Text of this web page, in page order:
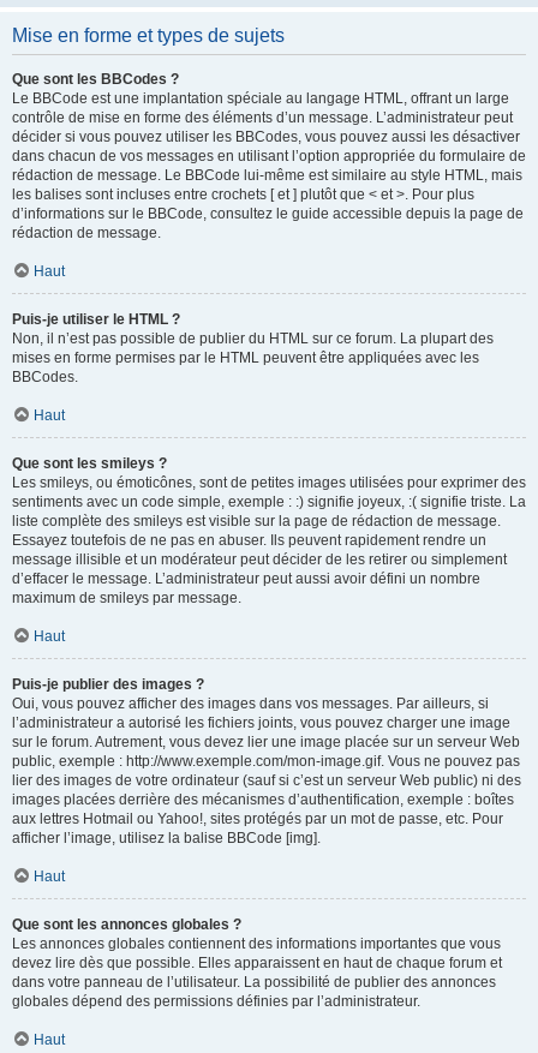
Mise en forme et types de sujets
Que sont les BBCodes ?
Le BBCode est une implantation spéciale au langage HTML, offrant un large
contrôle de mise en forme des éléments d’un message. L’administrateur peut
décider si vous pouvez utiliser les BBCodes, vous pouvez aussi les désactiver
dans chacun de vos messages en utilisant l’option appropriée du formulaire de
rédaction de message. Le BBCode lui-même est similaire au style HTML, mais
les balises sont incluses entre crochets [ et ] plutôt que < et >. Pour plus
d’informations sur le BBCode, consultez le guide accessible depuis la page de
rédaction de message.
Haut
Puis-je utiliser le HTML ?
Non, il n’est pas possible de publier du HTML sur ce forum. La plupart des
mises en forme permises par le HTML peuvent être appliquées avec les
BBCodes.
Haut
Que sont les smileys ?
Les smileys, ou émoticônes, sont de petites images utilisées pour exprimer des
sentiments avec un code simple, exemple : :) signifie joyeux, :( signifie triste. La
liste complète des smileys est visible sur la page de rédaction de message.
Essayez toutefois de ne pas en abuser. Ils peuvent rapidement rendre un
message illisible et un modérateur peut décider de les retirer ou simplement
d’effacer le message. L’administrateur peut aussi avoir défini un nombre
maximum de smileys par message.
Haut
Puis-je publier des images ?
Oui, vous pouvez afficher des images dans vos messages. Par ailleurs, si
l’administrateur a autorisé les fichiers joints, vous pouvez charger une image
sur le forum. Autrement, vous devez lier une image placée sur un serveur Web
public, exemple : http://www.exemple.com/mon-image.gif. Vous ne pouvez pas
lier des images de votre ordinateur (sauf si c’est un serveur Web public) ni des
images placées derrière des mécanismes d’authentification, exemple : boîtes
aux lettres Hotmail ou Yahoo!, sites protégés par un mot de passe, etc. Pour
afficher l’image, utilisez la balise BBCode [img].
Haut
Que sont les annonces globales ?
Les annonces globales contiennent des informations importantes que vous
devez lire dès que possible. Elles apparaissent en haut de chaque forum et
dans votre panneau de l’utilisateur. La possibilité de publier des annonces
globales dépend des permissions définies par l’administrateur.
Haut